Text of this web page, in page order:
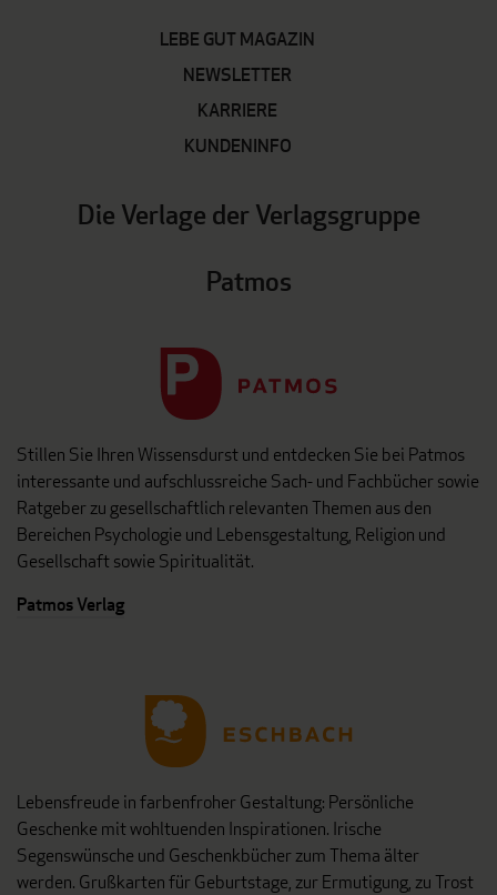
LEBE GUT MAGAZIN
NEWSLETTER
KARRIERE
KUNDENINFO
Die Verlage der Verlagsgruppe
Patmos
Stillen Sie Ihren Wissensdurst und entdecken Sie bei Patmos
interessante und aufschlussreiche Sach- und Fachbücher sowie
Ratgeber zu gesellschaftlich relevanten Themen aus den
Bereichen Psychologie und Lebensgestaltung, Religion und
Gesellschaft sowie Spiritualität.
Patmos Verlag
Lebensfreude in farbenfroher Gestaltung: Persönliche
Geschenke mit wohltuenden Inspirationen. Irische
Segenswünsche und Geschenkbücher zum Thema älter
werden. Grußkarten für Geburtstage, zur Ermutigung, zu Trost